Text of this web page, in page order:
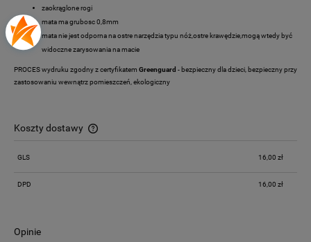
zaokrąglone rogi
mata ma grubosc 0,8mm
mata nie jest odporna na ostre narzędzia typu nóż,ostre krawędzie,mogą wtedy być
widoczne zarysowania na macie
PROCES wydruku zgodny z certyfikatem Greenguard - bezpieczny dla dzieci, bezpieczny przy
zastosowaniu wewnątrz pomieszczeń, ekologiczny
Koszty dostawy
Cena nie zawiera ewentualnych kosztów płatności
GLS 16,00 zł
DPD 16,00 zł
Opinie